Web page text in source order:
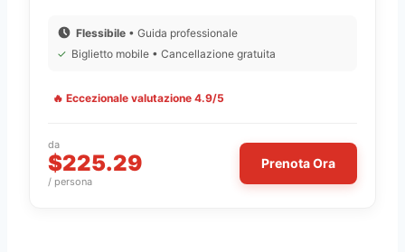
Flessibile • Guida professionale
✓ Biglietto mobile • Cancellazione gratuita
🔥 Eccezionale valutazione 4.9/5
da
$225.29
/ persona
Prenota Ora